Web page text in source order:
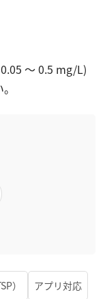
～ 0.5 mg/L)
） アプリ対応